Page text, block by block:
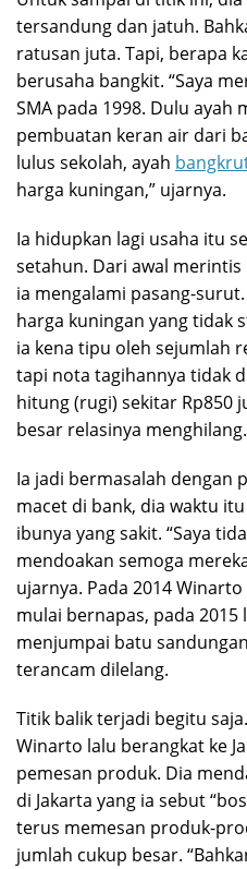
tersandung dan jatuh.
ratusan juta. Tapi, berapa
berusaha bangkit. “Saya
SMA pada 1998. Dulu ayah
pembuatan keran air dari
lulus sekolah, ayah
harga kuningan,” ujarnya.
Ia hidupkan lagi usaha itu
setahun. Dari awal
ia mengalami pasang-
harga kuningan yang tidak
ia kena tipu oleh sejumlah
tapi nota tagihannya tidak
hitung (rugi) sekitar Rp850
besar relasinya menghilang.
Ia jadi bermasalah dengan
macet di bank, dia waktu
ibunya yang sakit. “Saya
mendoakan semoga
ujarnya. Pada 2014
mulai bernapas, pada 2015
menjumpai batu
terancam dilelang.
Titik balik terjadi begitu
Winarto lalu berangkat ke
pemesan produk. Dia
di Jakarta yang ia sebut
terus memesan produk-
jumlah cukup besar.